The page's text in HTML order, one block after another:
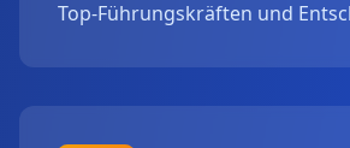
Top-Führungskräften und